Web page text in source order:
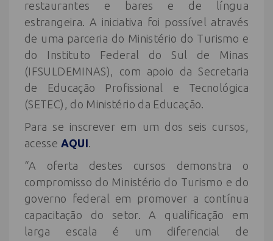
restaurantes e bares e de língua
estrangeira. A iniciativa foi possível através
de uma parceria do Ministério do Turismo e
do Instituto Federal do Sul de Minas
(IFSULDEMINAS), com apoio da Secretaria
de Educação Profissional e Tecnológica
(SETEC), do Ministério da Educação.
Para se inscrever em um dos seis cursos,
acesse AQUI.
“A oferta destes cursos demonstra o
compromisso do Ministério do Turismo e do
governo federal em promover a contínua
capacitação do setor. A qualificação em
larga escala é um diferencial de